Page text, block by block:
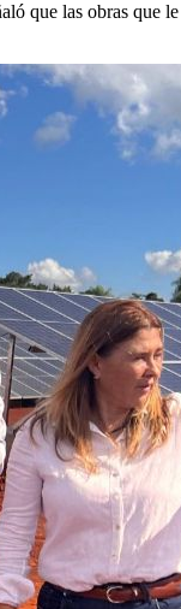
que las obras que